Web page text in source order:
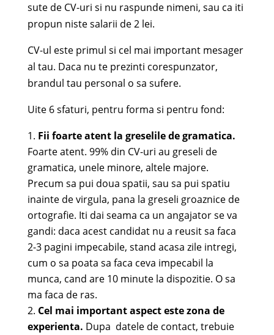
sute de CV-uri si nu raspunde nimeni, sau ca iti
propun niste salarii de 2 lei.
CV-ul este primul si cel mai important mesager
al tau. Daca nu te prezinti corespunzator,
brandul tau personal o sa sufere.
Uite 6 sfaturi, pentru forma si pentru fond:
Fii foarte atent la greselile de gramatica.
Foarte atent. 99% din CV-uri au greseli de
gramatica, unele minore, altele majore.
Precum sa pui doua spatii, sau sa pui spatiu
inainte de virgula, pana la greseli groaznice de
ortografie. Iti dai seama ca un angajator se va
gandi: daca acest candidat nu a reusit sa faca
2-3 pagini impecabile, stand acasa zile intregi,
cum o sa poata sa faca ceva impecabil la
munca, cand are 10 minute la dispozitie. O sa
ma faca de ras.
Cel mai important aspect este zona de
experienta. Dupa datele de contact, trebuie